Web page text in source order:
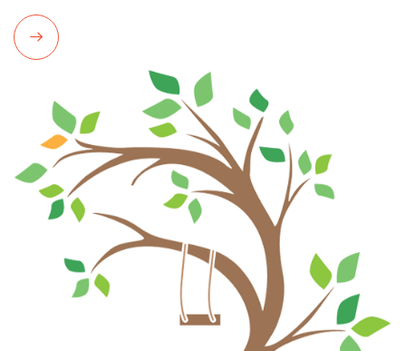
Read